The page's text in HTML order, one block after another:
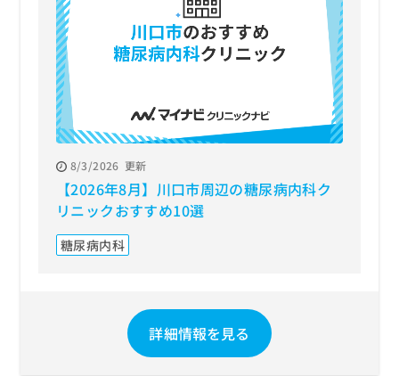
8/3/2026 更新
【2026年8月】川口市周辺の糖尿病内科ク
リニックおすすめ10選
糖尿病内科
詳細情報を見る